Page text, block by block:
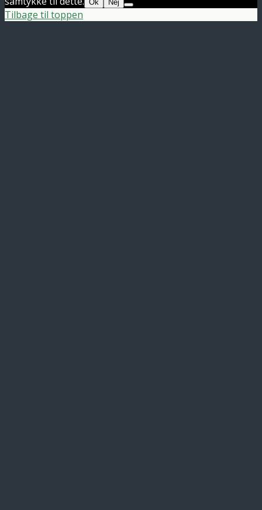
Ok Nej
Tilbage til toppen